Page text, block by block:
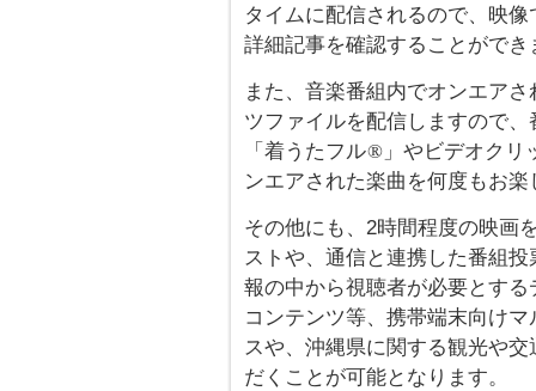
タイムに配信されるので、映
詳細記事を確認することができ
また、音楽番組内でオンエア
ツファイルを配信しますので
「着うたフル®」やビデオクリ
ンエアされた楽曲を何度もお
その他にも、2時間程度の映画
ストや、通信と連携した番組
報の中から視聴者が必要とす
コンテンツ等、携帯端末向け
スや、沖縄県に関する観光や
だくことが可能となります。